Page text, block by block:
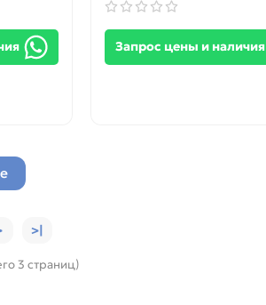
Запрос цены и наличия
>|
3 страниц)